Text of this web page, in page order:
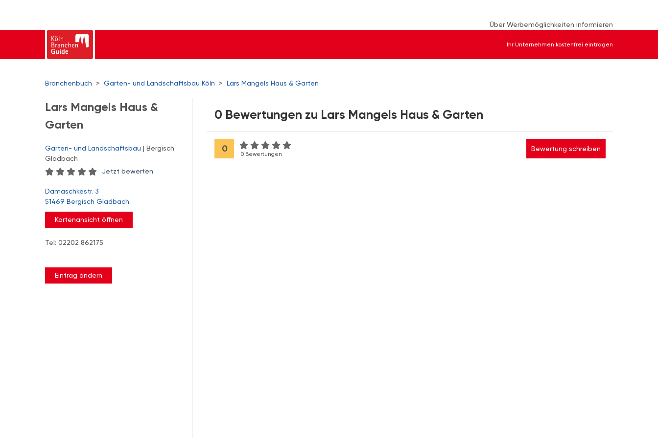
Über Werbemöglichkeiten informieren
Ihr Unternehmen kostenfrei eintragen
Branchenbuch > Garten- und Landschaftsbau Köln > Lars Mangels Haus & Garten
Lars Mangels Haus &
Garten
Garten- und Landschaftsbau | Bergisch
Gladbach
Jetzt bewerten
Damaschkestr. 3
51469 Bergisch Gladbach
Kartenansicht öffnen
Tel: 02202 862175
Eintrag ändern
0 Bewertungen zu Lars Mangels Haus & Garten
0
0 Bewertungen
Bewertung schreiben